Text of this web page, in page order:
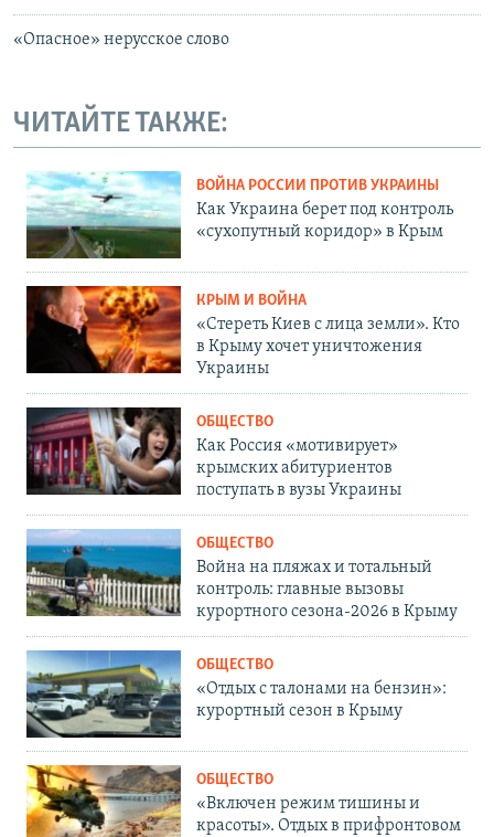
«Опасное» нерусское слово
ЧИТАЙТЕ ТАКЖЕ:
ВОЙНА РОССИИ ПРОТИВ УКРАИНЫ
Как Украина берет под контроль
«сухопутный коридор» в Крым
КРЫМ И ВОЙНА
«Стереть Киев с лица земли». Кто
в Крыму хочет уничтожения
Украины
ОБЩЕСТВО
Как Россия «мотивирует»
крымских абитуриентов
поступать в вузы Украины
ОБЩЕСТВО
Война на пляжах и тотальный
контроль: главные вызовы
курортного сезона-2026 в Крыму
ОБЩЕСТВО
«Отдых с талонами на бензин»:
курортный сезон в Крыму
ОБЩЕСТВО
«Включен режим тишины и
красоты». Отдых в прифронтовом